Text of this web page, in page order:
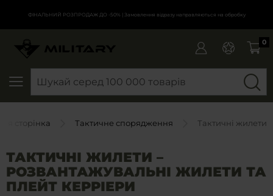
ФІНАЛЬНИЙ РОЗПРОДАЖ ДО -50% | Замовлення відразу направляються на обробку
SEARCH
0
сторінка Тактичне спорядження Тактичні жилети
ТАКТИЧНІ ЖИЛЕТИ –
РОЗВАНТАЖУВАЛЬНІ ЖИЛЕТИ ТА
ПЛЕЙТ КЕРРІЕРИ